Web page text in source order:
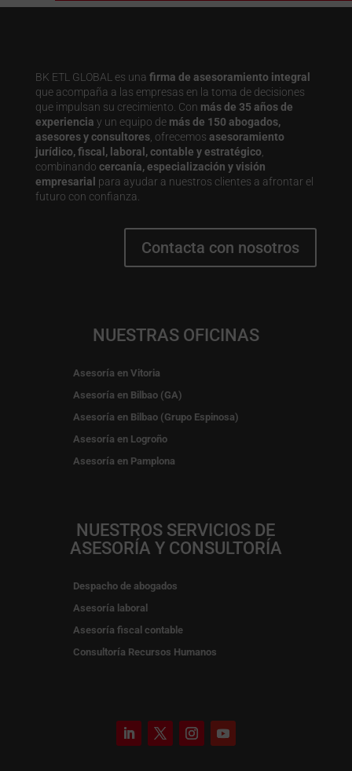
BK ETL GLOBAL es una firma de asesoramiento integral
que acompaña a las empresas en la toma de decisiones
que impulsan su crecimiento. Con más de 35 años de
experiencia y un equipo de más de 150 abogados,
asesores y consultores, ofrecemos asesoramiento
jurídico, fiscal, laboral, contable y estratégico
combinando cercanía, especialización y visión
empresarial para ayudar a nuestros clientes a afrontar el
futuro con confianza.
Contacta con nosotros
NUESTRAS OFICINAS
Asesoría en Vitoria
Asesoría en Bilbao (GA)
Asesoría en Bilbao (Grupo Espinosa)
Asesoría en Logroño
Asesoría en Pamplona
NUESTROS SERVICIOS DE
ASESORÍA Y CONSULTORÍA
Despacho de abogados
Asesoría laboral
Asesoría fiscal contable
Consultoría Recursos Humanos